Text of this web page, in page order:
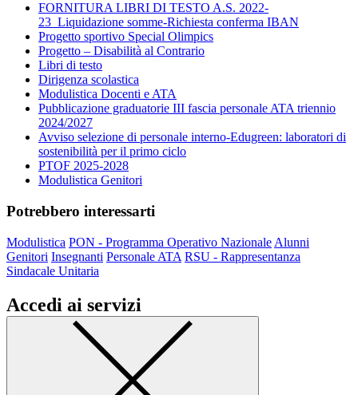
FORNITURA LIBRI DI TESTO A.S. 2022-
23_Liquidazione somme-Richiesta conferma IBAN
Progetto sportivo Special Olimpics
Progetto – Disabilità al Contrario
Libri di testo
Dirigenza scolastica
Modulistica Docenti e ATA
Pubblicazione graduatorie III fascia personale ATA triennio
2024/2027
Avviso selezione di personale interno-Edugreen: laboratori di
sostenibilità per il primo ciclo
PTOF 2025-2028
Modulistica Genitori
Potrebbero interessarti
Modulistica PON - Programma Operativo Nazionale Alunni
Genitori Insegnanti Personale ATA RSU - Rappresentanza
Sindacale Unitaria
Accedi ai servizi